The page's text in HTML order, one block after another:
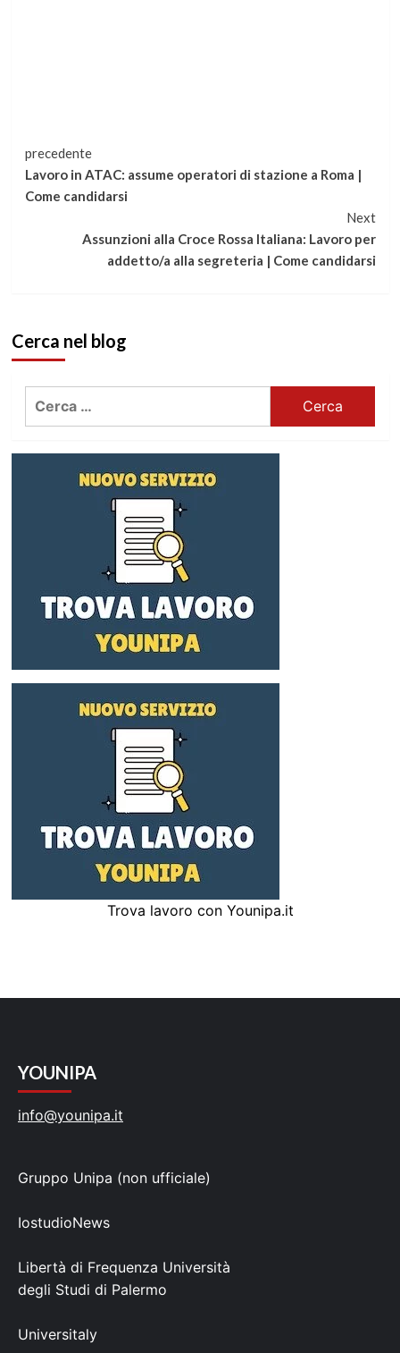
Continua
a
leggere
precedente
Lavoro in ATAC: assume operatori di stazione a Roma |
Come candidarsi
Next
Assunzioni alla Croce Rossa Italiana: Lavoro per
addetto/a alla segreteria | Come candidarsi
Cerca nel blog
Trova lavoro con Younipa.it
YOUNIPA
info@younipa.it
Gruppo Unipa (non ufficiale)
IostudioNews
Libertà di Frequenza Università
degli Studi di Palermo
Universitaly